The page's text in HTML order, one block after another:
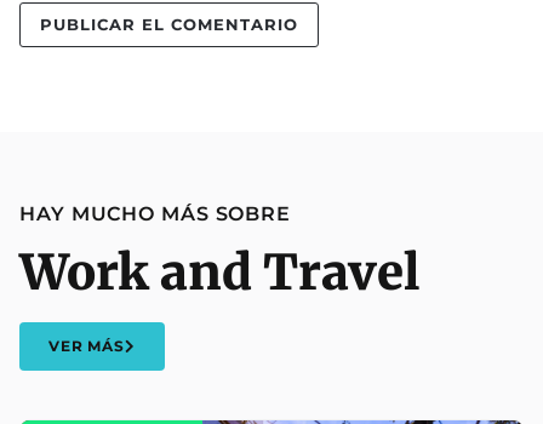
HAY MUCHO MÁS SOBRE
Work and Travel
VER MÁS